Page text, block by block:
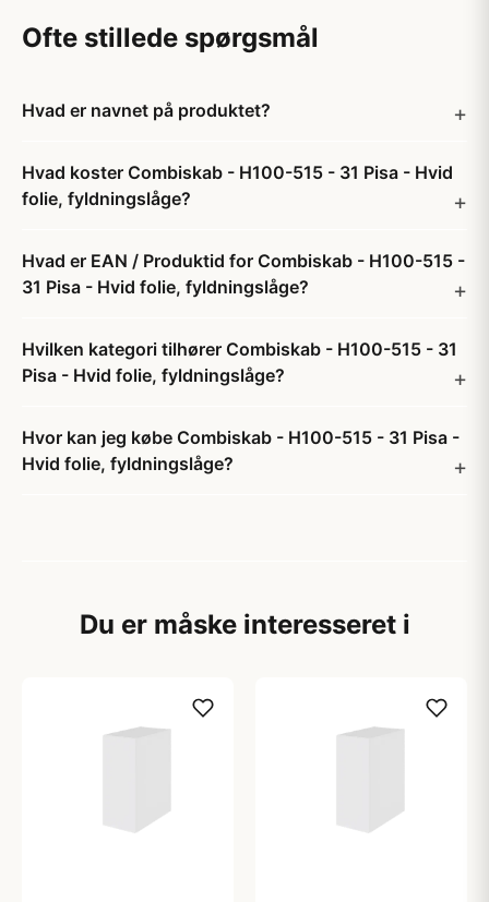
Ofte stillede spørgsmål
Hvad er navnet på produktet?
Hvad koster Combiskab - H100-515 - 31 Pisa - Hvid
folie, fyldningslåge?
Hvad er EAN / Produktid for Combiskab - H100-515 -
31 Pisa - Hvid folie, fyldningslåge?
Hvilken kategori tilhører Combiskab - H100-515 - 31
Pisa - Hvid folie, fyldningslåge?
Hvor kan jeg købe Combiskab - H100-515 - 31 Pisa -
Hvid folie, fyldningslåge?
Du er måske interesseret i